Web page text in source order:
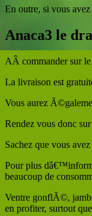
En outre, si vous
Anaca3 le
AÂ commander sur
La livraison est
Vous aurez
Rendez vous donc
Sachez que vous
Pour plus
beaucoup de
Ventre gonflÃ©,
en profiter, surtout